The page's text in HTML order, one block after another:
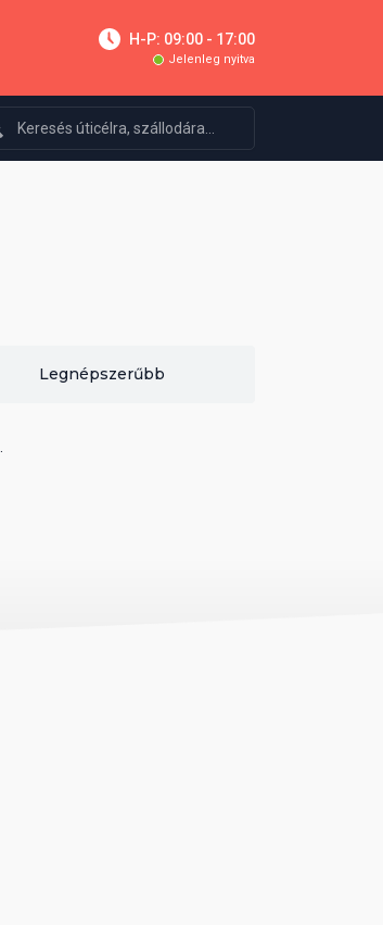
H-P: 09:00 - 17:00
Jelenleg nyitva
Legnépszerűbb